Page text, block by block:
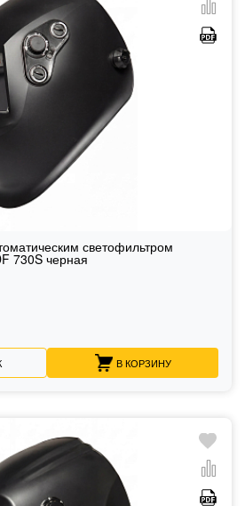
светофильтром
730S черная
В КОРЗИНУ